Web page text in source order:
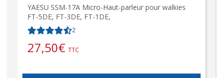
YAESU SSM-17A Micro-Haut-parleur pour walkies
FT-5DE, FT-3DE, FT-1DE,
2
27,50€ TTC